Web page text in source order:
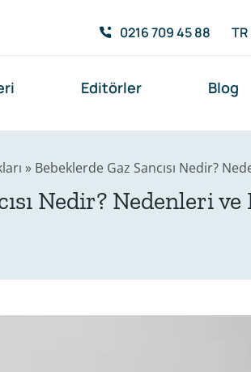
0216 709 45 88 TR
Editörler Blog
» Bebeklerde Gaz Sancısı Nedir?
Nedir? Nedenleri